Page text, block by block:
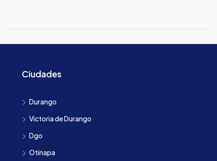
Ciudades
Durango
Victoria de Durango
Dgo
Otinapa